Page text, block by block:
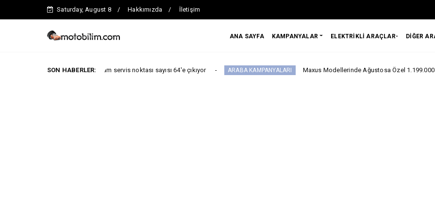
Saturday, August 8 Hakkımızda İletişim
ANA SAYFA KAMPANYALAR ELEKTRİKLİ ARAÇLAR- DİĞER
SON HABERLER:
sonuna kadar toplam servis noktası sayısı 64'e çıkıyor ARABA KAMPANYALARI Maxus Modellerinde Ağustosa Özel 1.199.000 Tl’den